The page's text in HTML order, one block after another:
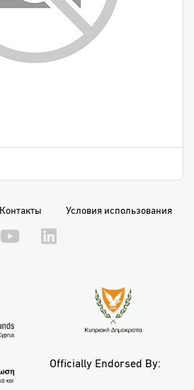
Контакты Условия использования
Officially Endorsed By: